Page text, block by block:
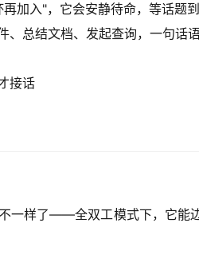
加入"，它会安静待命，等话题
总结文档、发起查询，一句话
接话
一样了——全双工模式下，它能